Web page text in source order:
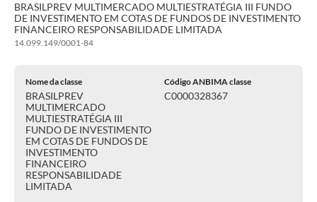
BRASILPREV MULTIMERCADO MULTIESTRATÉGIA III FUNDO
DE INVESTIMENTO EM COTAS DE FUNDOS DE INVESTIMENTO
FINANCEIRO RESPONSABILIDADE LIMITADA
14.099.149/0001-84
Nome da classe
BRASILPREV
MULTIMERCADO
MULTIESTRATÉGIA III
FUNDO DE INVESTIMENTO
EM COTAS DE FUNDOS DE
INVESTIMENTO
FINANCEIRO
RESPONSABILIDADE
LIMITADA
Código ANBIMA classe
C0000328367